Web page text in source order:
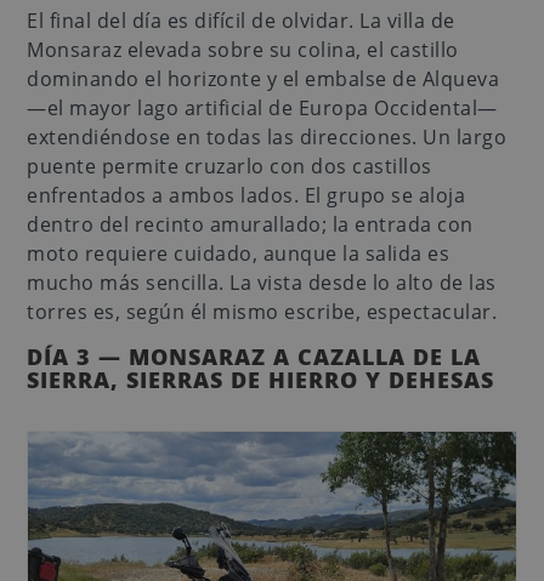
El final del día es difícil de olvidar. La villa de
Monsaraz elevada sobre su colina, el castillo
dominando el horizonte y el embalse de Alqueva
—el mayor lago artificial de Europa Occidental—
extendiéndose en todas las direcciones. Un largo
puente permite cruzarlo con dos castillos
enfrentados a ambos lados. El grupo se aloja
dentro del recinto amurallado; la entrada con
moto requiere cuidado, aunque la salida es
mucho más sencilla. La vista desde lo alto de las
torres es, según él mismo escribe, espectacular.
DÍA 3 — MONSARAZ A CAZALLA DE LA
SIERRA, SIERRAS DE HIERRO Y DEHESAS